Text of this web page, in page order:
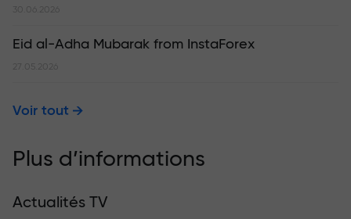
30.06.2026
Eid al-Adha Mubarak from InstaForex
27.05.2026
Voir tout
Plus d’informations
Actualités TV